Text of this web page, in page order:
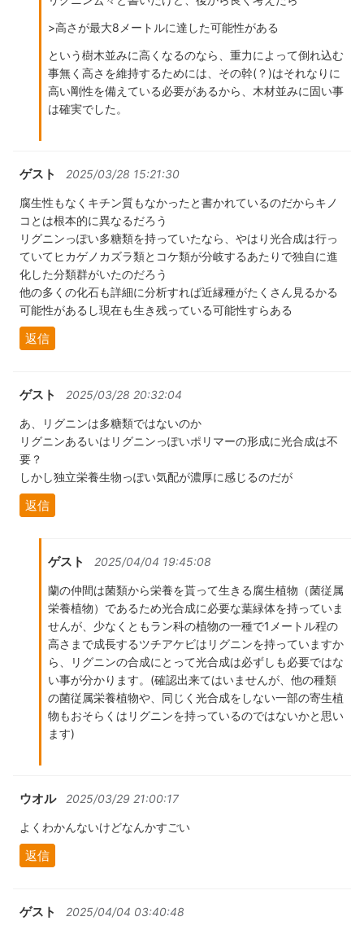
>高さが最大8メートルに達した可能性がある
という樹木並みに高くなるのなら、重力によって倒れ込む
事無く高さを維持するためには、その幹(？)はそれなりに
高い剛性を備えている必要があるから、木材並みに固い事
は確実でした。
ゲスト 2025/03/28 15:21:30
腐生性もなくキチン質もなかったと書かれているのだからキノ
コとは根本的に異なるだろう
リグニンっぽい多糖類を持っていたなら、やはり光合成は行っ
ていてヒカゲノカズラ類とコケ類が分岐するあたりで独自に進
化した分類群がいたのだろう
他の多くの化石も詳細に分析すれば近縁種がたくさん見るかる
可能性があるし現在も生き残っている可能性すらある
返信
ゲスト 2025/03/28 20:32:04
あ、リグニンは多糖類ではないのか
リグニンあるいはリグニンっぽいポリマーの形成に光合成は不
要？
しかし独立栄養生物っぽい気配が濃厚に感じるのだが
返信
ゲスト 2025/04/04 19:45:08
蘭の仲間は菌類から栄養を貰って生きる腐生植物（菌従属
栄養植物）であるため光合成に必要な葉緑体を持っていま
せんが、少なくともラン科の植物の一種で1メートル程の
高さまで成長するツチアケビはリグニンを持っていますか
ら、リグニンの合成にとって光合成は必ずしも必要ではな
い事が分かります。(確認出来てはいませんが、他の種類
の菌従属栄養植物や、同じく光合成をしない一部の寄生植
物もおそらくはリグニンを持っているのではないかと思い
ます)
ウオル 2025/03/29 21:00:17
よくわかんないけどなんかすごい
返信
ゲスト 2025/04/04 03:40:48